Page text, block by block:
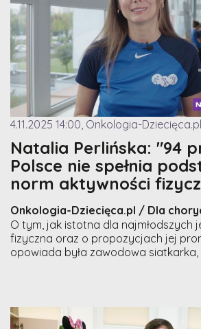
4.11.2025 14:00, Onkologia-Dziecięca.pl
Natalia Perlińska: "94
Polsce nie spełnia
norm aktywności
Onkologia-Dziecięca.pl / Dla
O tym, jak istotna dla najmłodszych
fizyczna oraz o propozycjach jej
opowiada była zawodowa siatkarka,